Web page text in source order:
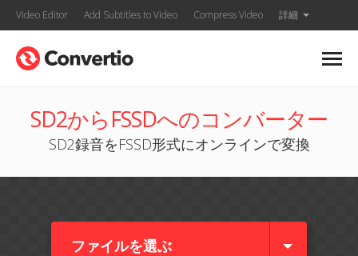
Video Editor Add Subtitles to Video Compress Video 詳細
SD2からFSSDへのコンバーター
SD2録音をFSSD形式にオンラインで変換
ファイルを選ぶ